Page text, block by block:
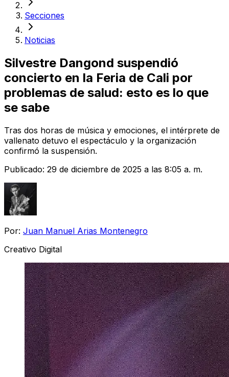
Secciones
Noticias
Silvestre Dangond suspendió
concierto en la Feria de Cali por
problemas de salud: esto es lo que
se sabe
Tras dos horas de música y emociones, el intérprete de
vallenato detuvo el espectáculo y la organización
confirmó la suspensión.
Publicado: 29 de diciembre de 2025 a las 8:05 a. m.
Por: Juan Manuel Arias Montenegro
Creativo Digital